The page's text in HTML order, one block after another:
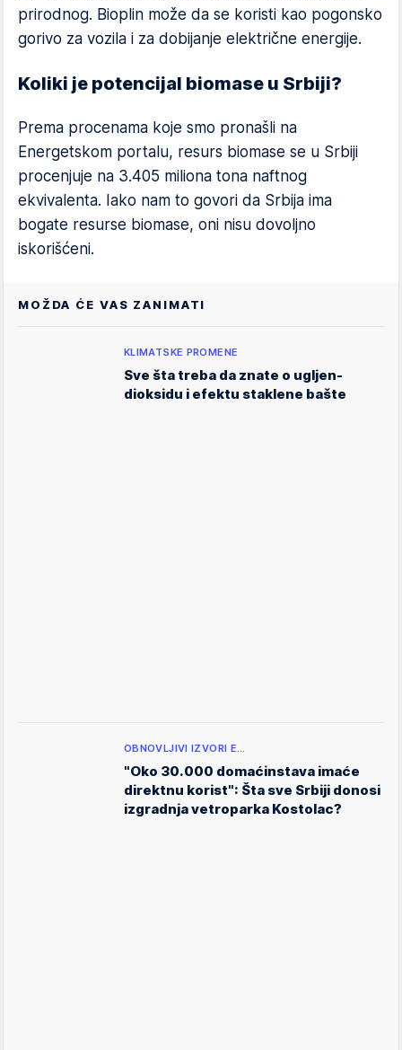
prirodnog. Bioplin može da se koristi kao pogonsko
gorivo za vozila i za dobijanje električne energije.
Koliki je potencijal biomase u Srbiji?
Prema procenama koje smo pronašli na
Energetskom portalu, resurs biomase se u Srbiji
procenjuje na 3.405 miliona tona naftnog
ekvivalenta. Iako nam to govori da Srbija ima
bogate resurse biomase, oni nisu dovoljno
iskorišćeni.
MOŽDA ĆE VAS ZANIMATI
KLIMATSKE PROMENE
Sve šta treba da znate o ugljen-
dioksidu i efektu staklene bašte
OBNOVLJIVI IZVORI E…
"Oko 30.000 domaćinstava imaće
direktnu korist": Šta sve Srbiji donosi
izgradnja vetroparka Kostolac?